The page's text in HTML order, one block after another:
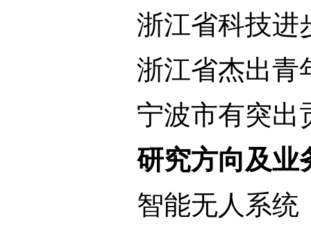
浙江省科技进
浙江省杰出青
宁波市有突出
研究方向及业
智能无人系统